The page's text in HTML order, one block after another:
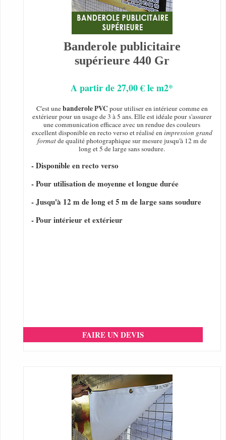
Banderole publicitaire
supérieure 440 Gr
A partir de 27,00 € le m2*
C'est unebanderole PVC pour utiliser en intérieur comme en
extérieur pour un usage de 3 à 5 ans. Elle est idéale pour s'assurer
une communication efficace avec un rendue des couleurs
excellent disponible en recto verso et réalisé enimpression grand
formatde qualité photographique sur mesure jusqu'à 12 m de
long et 5 de large sans soudure.
- Disponible en recto verso
- Pour utilisation de moyenne et longue durée
- Jusqu'à 12 m de long et 5 m de large sans soudure
- Pour intérieur et extérieur
FAIRE UN DEVIS